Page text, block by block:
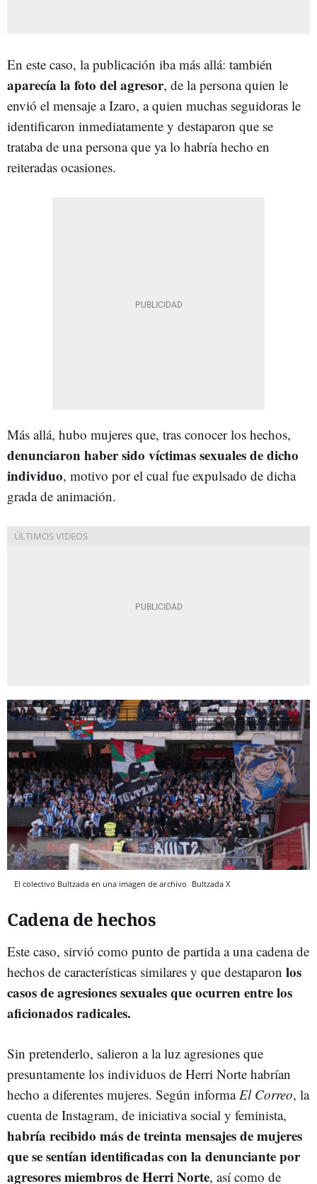
En este caso, la publicación iba más allá: también
aparecía la foto del agresor, de la persona quien le
envió el mensaje a Izaro, a quien muchas seguidoras le
identificaron inmediatamente y destaparon que se
trataba de una persona que ya lo habría hecho en
reiteradas ocasiones.
Más allá, hubo mujeres que, tras conocer los hechos,
denunciaron haber sido víctimas sexuales de dicho
individuo, motivo por el cual fue expulsado de dicha
grada de animación.
El colectivo Bultzada en una imagen de archivo Bultzada X
Cadena de hechos
Este caso, sirvió como punto de partida a una cadena de
hechos de características similares y que destaparon los
casos de agresiones sexuales que ocurren entre los
aficionados radicales.
Sin pretenderlo, salieron a la luz agresiones que
presuntamente los individuos de Herri Norte habrían
hecho a diferentes mujeres. Según informaEl Correo, la
cuenta de Instagram, de iniciativa social y feminista,
habría recibido más de treinta mensajes de mujeres
que se sentían identificadas con la denunciante por
agresores miembros de Herri Norte, así como de